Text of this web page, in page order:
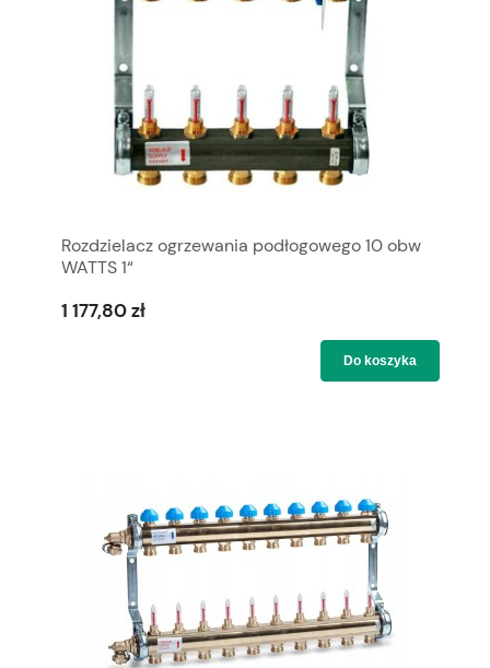
Rozdzielacz ogrzewania podłogowego 10 obw
WATTS 1“
1 177,80 zł
Do koszyka